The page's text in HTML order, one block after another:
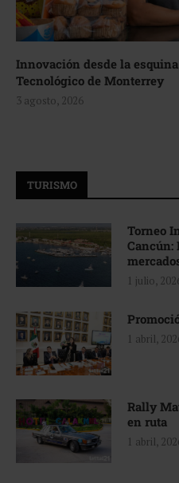
Innovación desde la
Tecnológico de Monterrey
3 agosto, 2026
TURISMO
Torneo
Cancún:
1 julio,
1 abril,
Rally
en ruta
1 abril,